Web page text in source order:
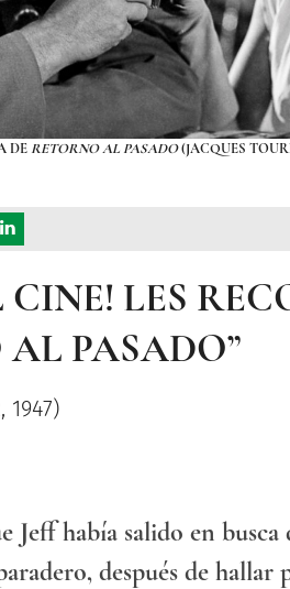
DE RETORNO AL PASADO(JACQUES
CINE! LES
PASADO”
1947)
Jeff había salido en
después de